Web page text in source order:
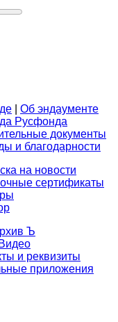
Об эндаументе
Русфонда
документы
и благодарности
на новости
сертификаты
Ъ
Видео
и реквизиты
приложения